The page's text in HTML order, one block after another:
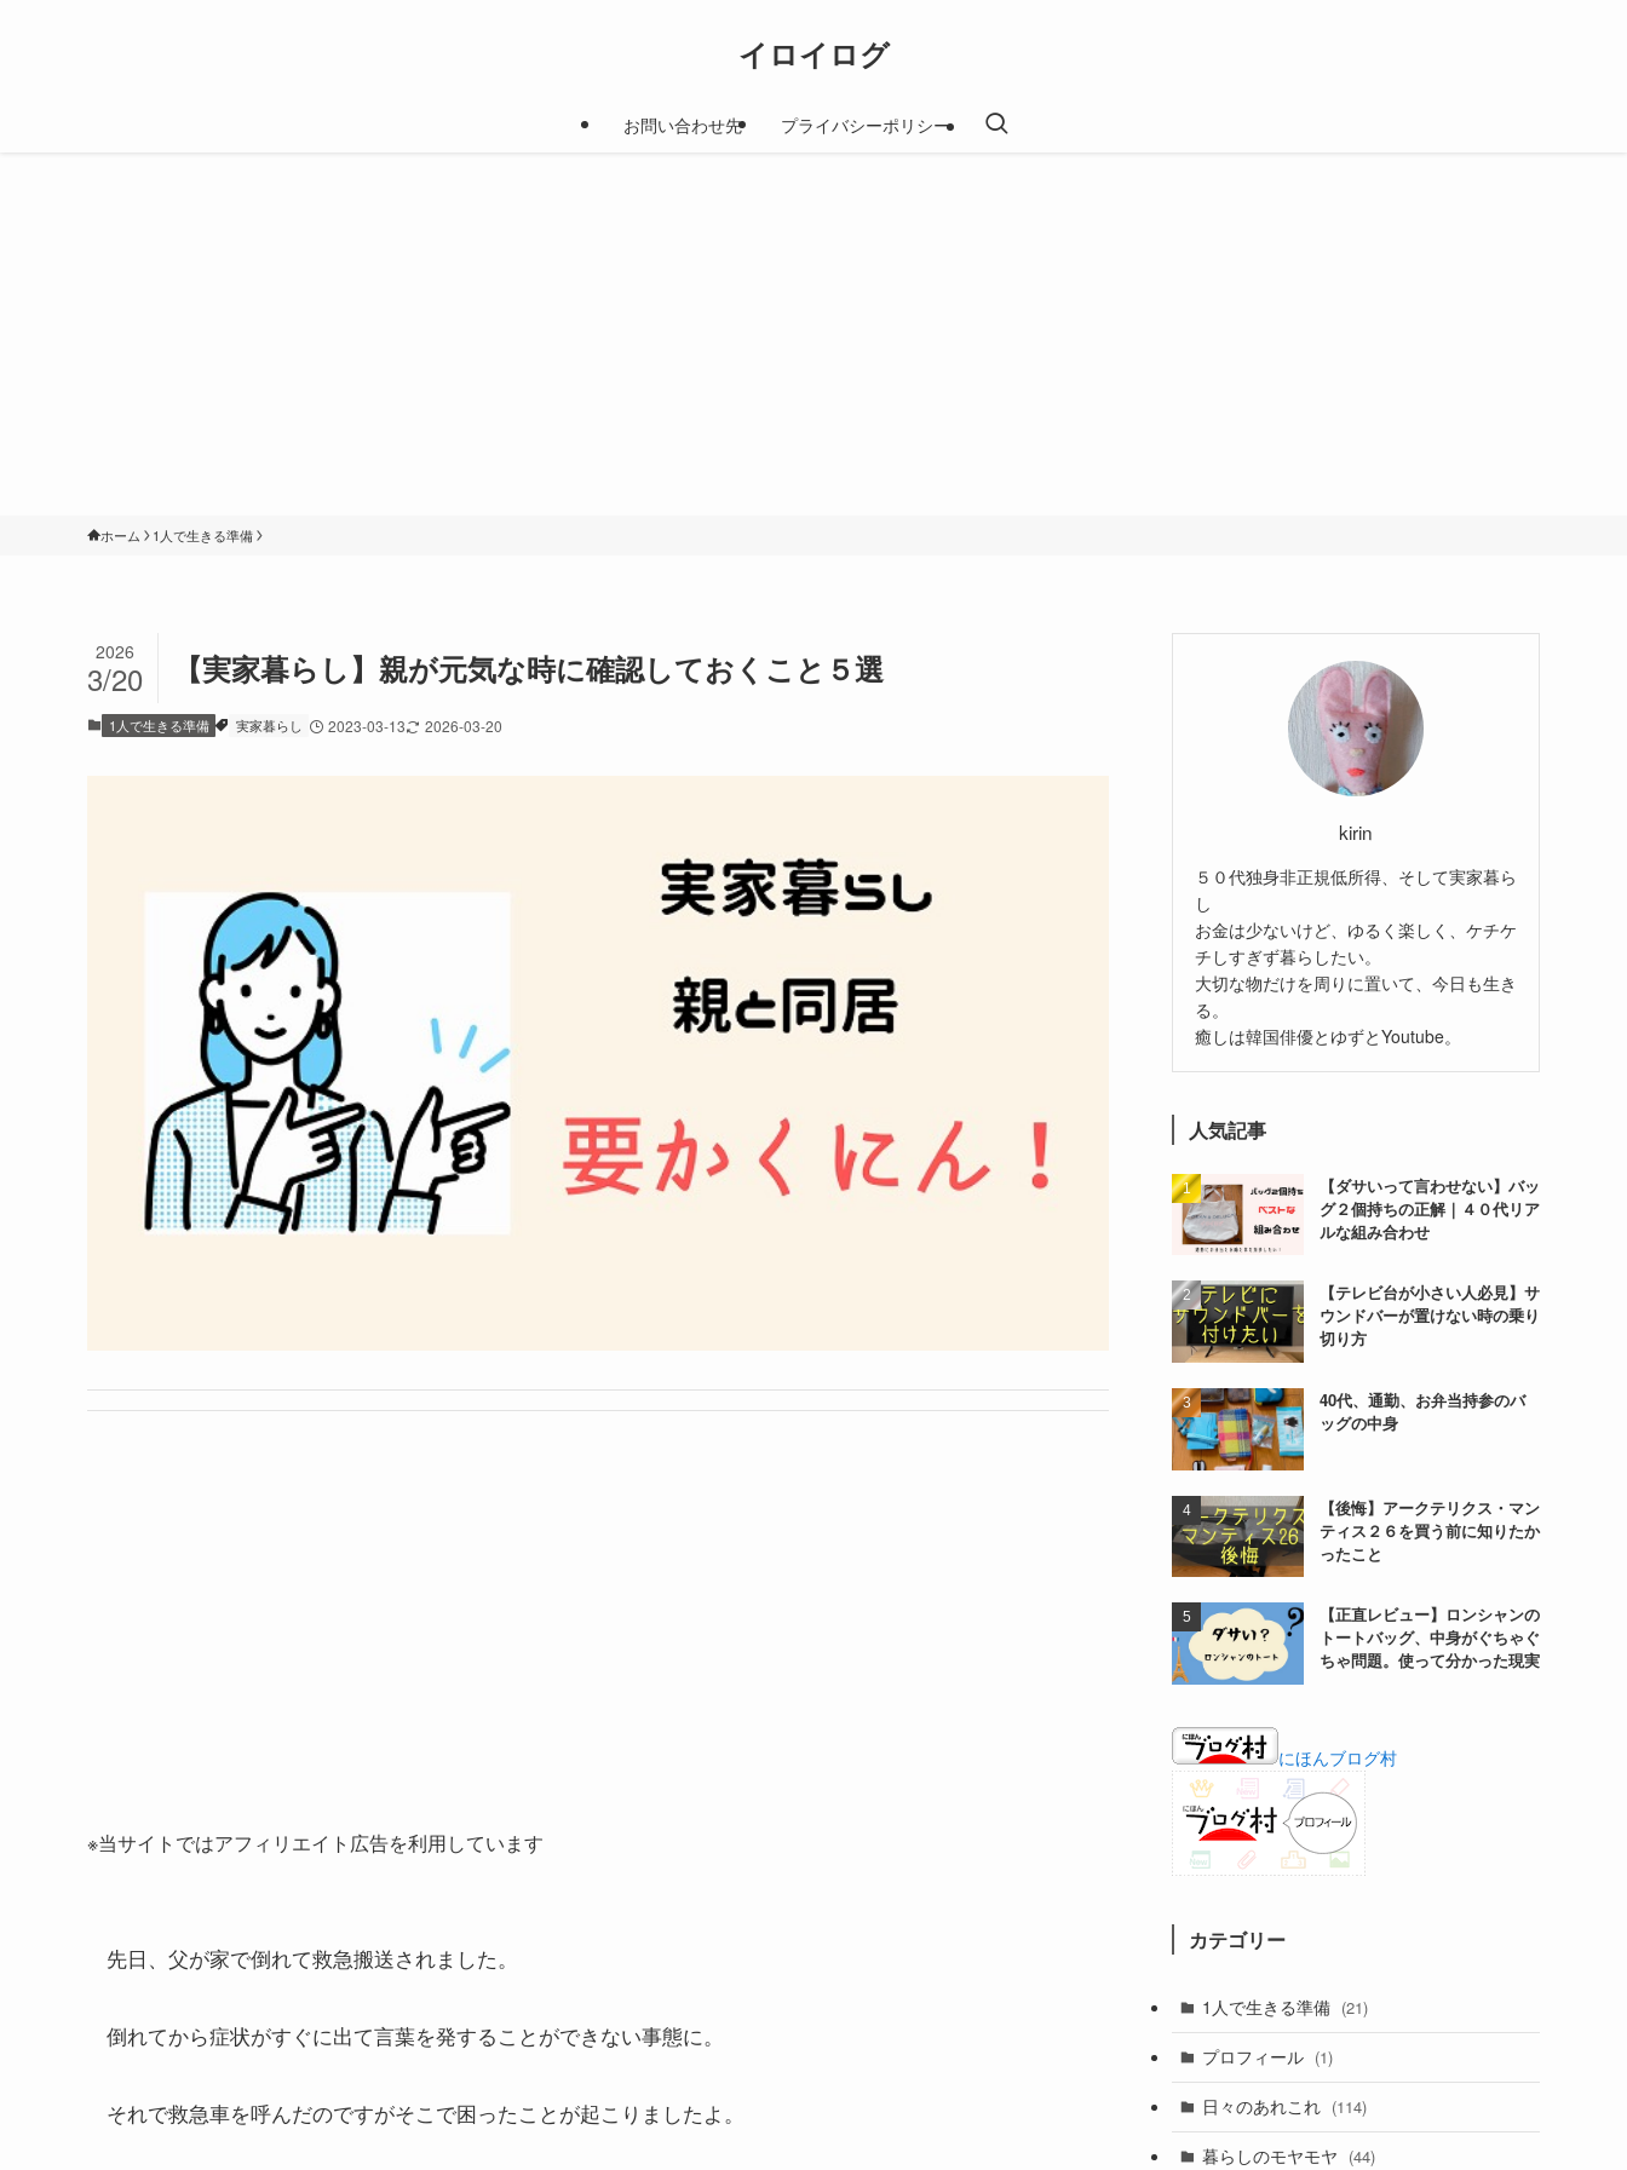
イロイログ
お問い合わせ先 プライバシーポリシー
ホーム 1人で生きる準備
【実家暮らし】親が元気な時に確認しておくこと５選
2026
3/20
1人で生きる準備 実家暮らし 2023-03-13 2026-03-20
※当サイトではアフィリエイト広告を利用しています
先日、父が家で倒れて救急搬送されました。
倒れてから症状がすぐに出て言葉を発することができない事態に。
それで救急車を呼んだのですがそこで困ったことが起こりましたよ。
kirin
５０代独身非正規低所得、そして実家暮ら
し
お金は少ないけど、ゆるく楽しく、ケチケ
チしすぎず暮らしたい。
大切な物だけを周りに置いて、今日も生き
る。
癒しは韓国俳優とゆずとYoutube。
人気記事
【ダサいって言わせない】バッ
グ２個持ちの正解｜４０代リア
ルな組み合わせ
【テレビ台が小さい人必見】サ
ウンドバーが置けない時の乗り
切り方
40代、通勤、お弁当持参のバ
ッグの中身
【後悔】アークテリクス・マン
ティス２６を買う前に知りたか
ったこと
【正直レビュー】ロンシャンの
トートバッグ、中身がぐちゃぐ
ちゃ問題。使って分かった現実
にほんブログ村
カテゴリー
1人で生きる準備 (21)
プロフィール (1)
日々のあれこれ (114)
暮らしのモヤモヤ (44)